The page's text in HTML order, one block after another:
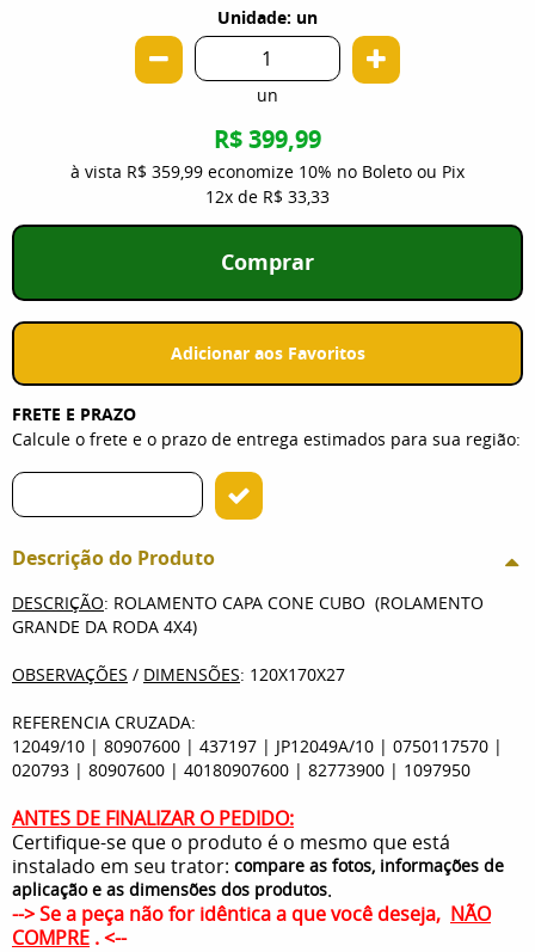
Unidade: un
un
R$ 399,99
à vista R$ 359,99 economize 10% no Boleto ou Pix
12x de R$ 33,33
Comprar
Adicionar aos Favoritos
FRETE E PRAZO
Calcule o frete e o prazo de entrega estimados para sua região:
Descrição do Produto
DESCRIÇÃO: ROLAMENTO CAPA CONE CUBO (ROLAMENTO
GRANDE DA RODA 4X4)
OBSERVAÇÕES / DIMENSÕES: 120X170X27
REFERENCIA CRUZADA:
12049/10 | 80907600 | 437197 | JP12049A/10 | 0750117570 |
020793 | 80907600 | 40180907600 | 82773900 | 1097950
ANTES DE FINALIZAR O PEDIDO:
Certifique-se que o produto é o mesmo que está
instalado em seu trator: compare as fotos, informações de
aplicação e as dimensões dos produtos.
--> Se a peça não for idêntica a que você deseja, NÃO
COMPRE . <--